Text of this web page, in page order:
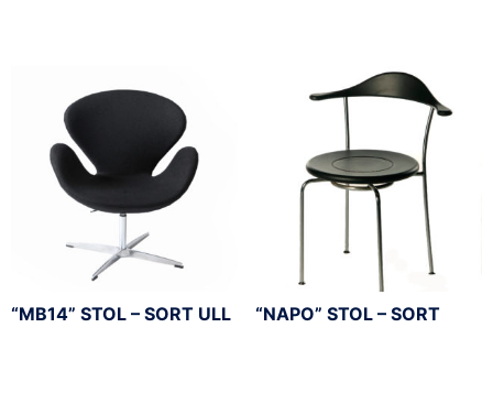
“MB14” STOL – SORT ULL “NAPO” STOL – SORT